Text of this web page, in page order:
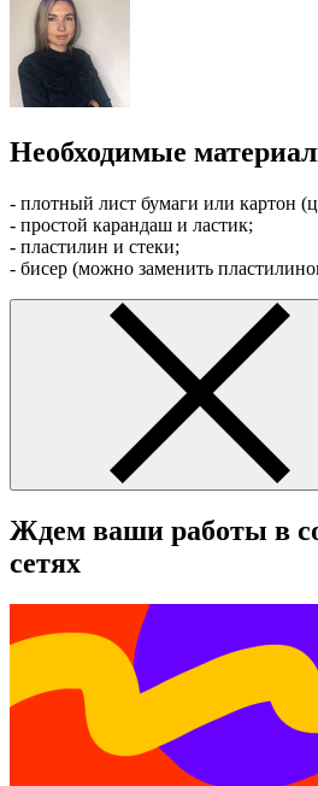
Необходимые
- плотный лист бумаги или картон
- простой карандаш и ластик;
- пластилин и стеки;
- бисер (можно заменить
Ждем ваши работы в
сетях